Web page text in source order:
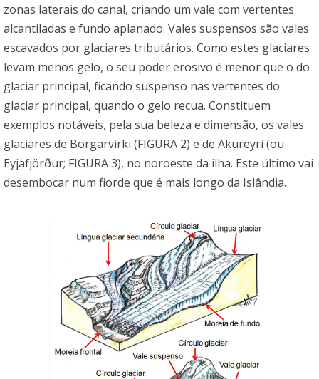
zonas laterais do canal, criando um vale com vertentes
alcantiladas e fundo aplanado. Vales suspensos são vales
escavados por glaciares tributários. Como estes glaciares
levam menos gelo, o seu poder erosivo é menor que o do
glaciar principal, ficando suspenso nas vertentes do
glaciar principal, quando o gelo recua. Constituem
exemplos notáveis, pela sua beleza e dimensão, os vales
glaciares de Borgarvirki (FIGURA 2) e de Akureyri (ou
Eyjafjörður; FIGURA 3), no noroeste da ilha. Este último vai
desembocar num fiorde que é mais longo da Islândia.